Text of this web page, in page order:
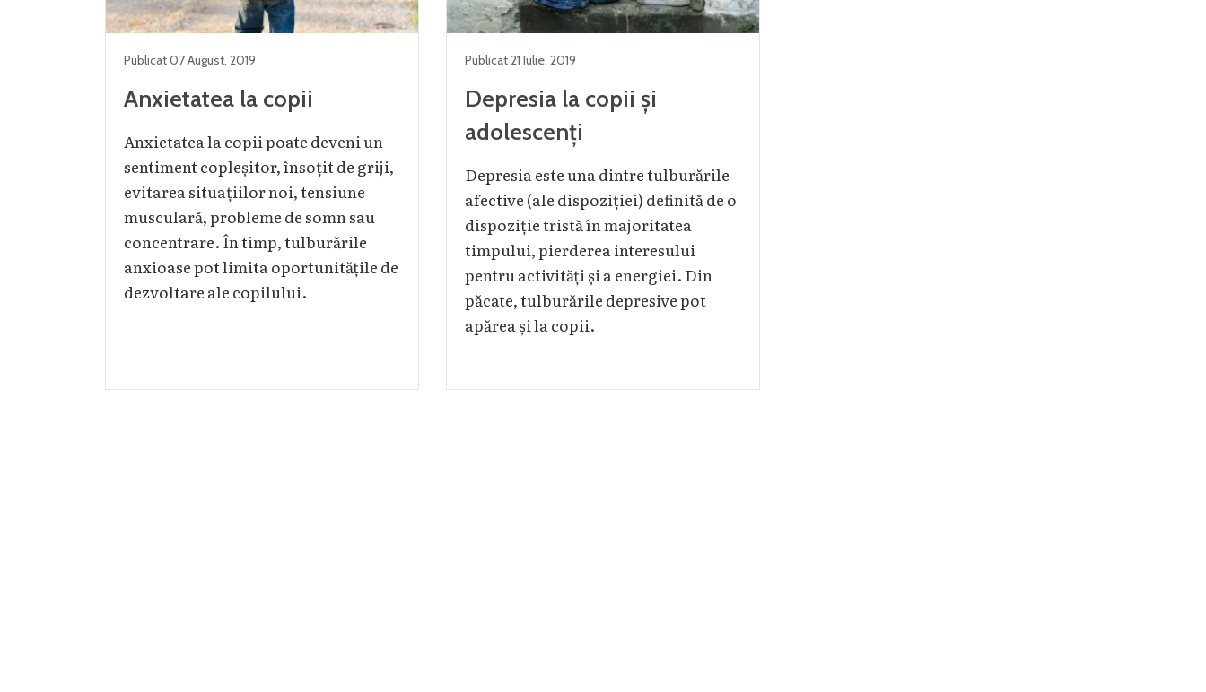
Publicat07 August, 2019
Anxietatea la copii
Anxietatea la copii poate deveni un
sentiment copleșitor, însoțit de griji,
evitarea situațiilor noi, tensiune
musculară, probleme de somn sau
concentrare. În timp, tulburările
anxioase pot limita oportunitățile de
dezvoltare ale copilului.
Publicat21 Iulie, 2019
Depresia la copii și
adolescenți
Depresia este una dintre tulburările
afective (ale dispoziției) definită de o
dispoziție tristă în majoritatea
timpului, pierderea interesului
pentru activități și a energiei. Din
păcate, tulburările depresive pot
apărea și la copii.